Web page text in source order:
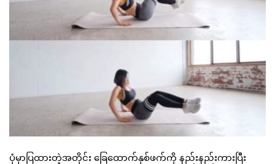
ပုံမှာပြထားတဲ့အတိုင်း ခြေထောက်နှစ်ဖက်ကို နည်းနည်းကားပြီး